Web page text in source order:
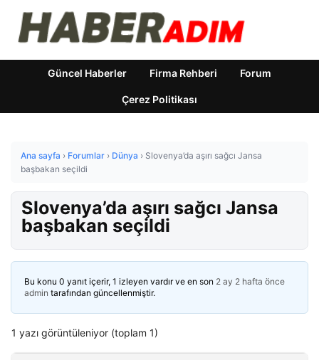
Güncel Haberler Firma Rehberi Forum
Çerez Politikası
Ana sayfa › Forumlar › Dünya › Slovenya’da aşırı sağcı Jansa
başbakan seçildi
Slovenya’da aşırı sağcı Jansa
başbakan seçildi
Bu konu 0 yanıt içerir, 1 izleyen vardır ve en son 2 ay 2 hafta önce
admin tarafından güncellenmiştir.
1 yazı görüntüleniyor (toplam 1)